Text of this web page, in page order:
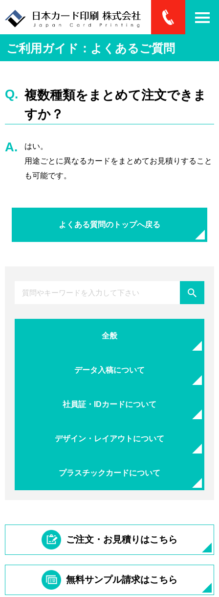
ご利用ガイド：よくあるご質問
複数種類をまとめて注文できま
すか？
はい。
用途ごとに異なるカードをまとめてお見積りすること
も可能です。
よくある質問のトップへ戻る
全般
データ入稿について
社員証・IDカードについて
デザイン・レイアウトについて
プラスチックカードについて
ご注文・お見積りはこちら
無料サンプル請求はこちら